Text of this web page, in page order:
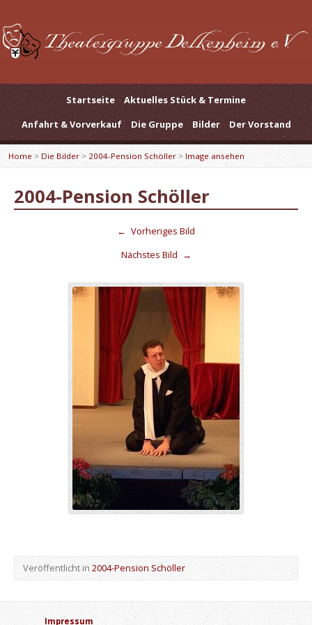
Startseite
Aktuelles Stück & Termine
Anfahrt & Vorverkauf
Die Gruppe Bilder Der Vorstand
Home > Die Bilder> 2004-Pension Schöller > Image ansehen
2004-Pension Schöller
← Vorheriges Bild
Nächstes Bild →
Veröffentlicht in2004-Pension Schöller
Impressum